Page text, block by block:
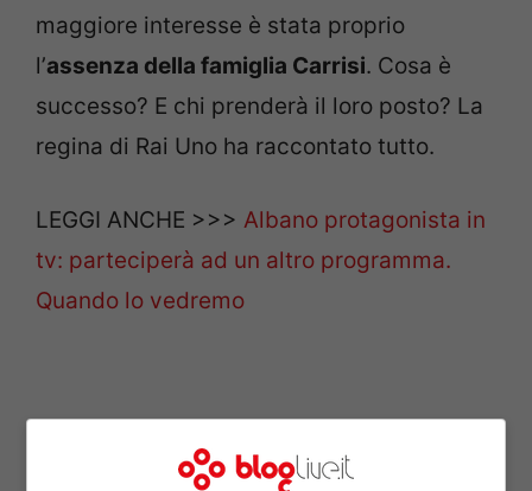
maggiore interesse è stata proprio
l’assenza della famiglia Carrisi. Cosa è
successo? E chi prenderà il loro posto? La
regina di Rai Uno ha raccontato tutto.
LEGGI ANCHE >>> Albano protagonista in
tv: parteciperà ad un altro programma.
Quando lo vedremo